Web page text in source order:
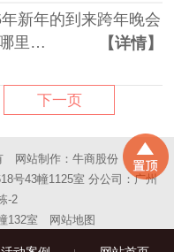
新年的到来跨年晚会
里…
【详情】
下一页
网站制作：牛商股份
号43幢1125室 分公司：广州
-2
132室
网站地图